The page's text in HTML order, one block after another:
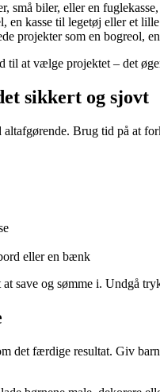
små biler, eller en
en kasse til legetøj eller et
projekter som en bogreol,
at vælge projektet – det
sikkert og sjovt
Brug tid på at
eller en bænk
save og sømme i. Undgå
det færdige resultat. Giv